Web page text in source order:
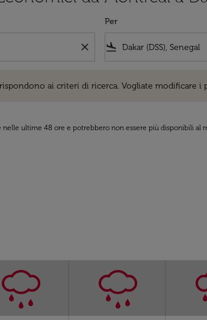
close
Per
flight_land
ai criteri di ricerca. Vogliate modificare i
ultime 48 ore e potrebbero non essere più disponibili